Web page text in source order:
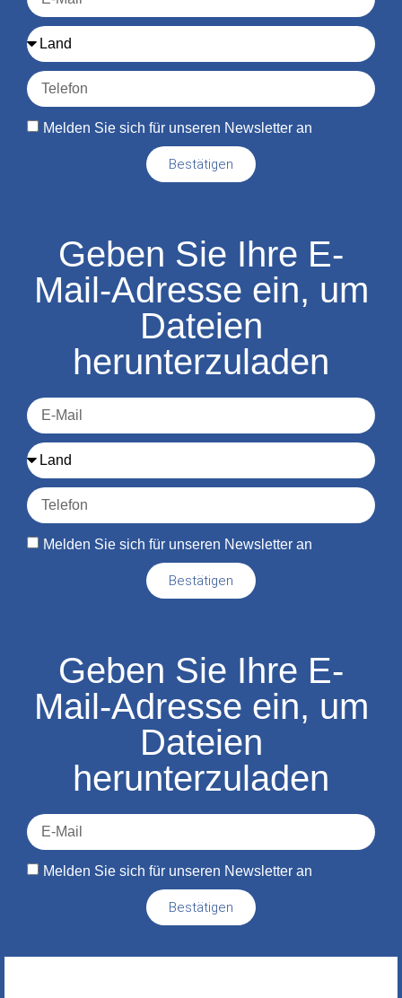
Melden Sie sich für unseren Newsletter an
Bestätigen
Geben Sie Ihre E-
Mail-Adresse ein, um
Dateien
herunterzuladen
Melden Sie sich für unseren Newsletter an
Bestätigen
Geben Sie Ihre E-
Mail-Adresse ein, um
Dateien
herunterzuladen
Melden Sie sich für unseren Newsletter an
Bestätigen